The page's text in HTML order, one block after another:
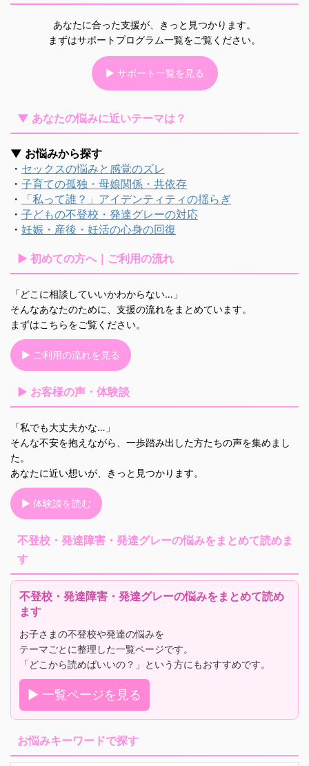
あなたに合った支援が、きっと見つかります。
まずはサポートプログラム一覧をご覧ください。
▶ サポート一覧を見る
▼ あなたの悩みに近いテーマは？
▼ お悩みから探す
・ セックスの悩みと感覚のズレ
・ 子育ての孤独・母娘関係・共依存
・
「私って誰？」アイデンティティの揺らぎ
・ 子どもの不登校・発達グレーの対応
・ 妊娠・産後・妊活の心身の回復
▶ 初めての方へ｜ご利用の流れ
「どこに相談していいかわからない…」
そんなあなたのために、支援の流れをまとめています。
まずはこちらをご覧ください。
▶ ご利用の流れを見る
▶ お客様の声・体験談
「私でも大丈夫かな…」
そんな不安を抱えながら、一歩踏み出した方たちの声を集めまし
た。
あなたに近い想いが、きっと見つかります。
▶ 体験談を読む
不登校・発達障害・発達グレーの悩みをまとめて読めま
す
不登校・発達障害・発達グレーの悩みをまとめて読め
ます
お子さまの不登校や発達の悩みを
テーマごとに整理した一覧ページです。
「どこから読めばいいの？」という方にもおすすめです。
▶ 一覧ページを見る
お悩みキーワードで探す